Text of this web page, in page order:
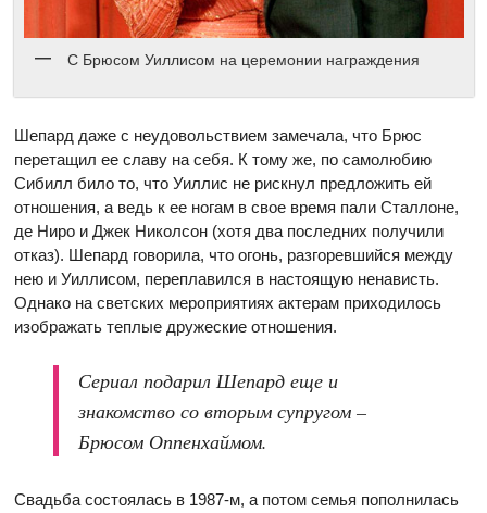
С Брюсом Уиллисом на церемонии награждения
Шепард даже с неудовольствием замечала, что Брюс
перетащил ее славу на себя. К тому же, по самолюбию
Сибилл било то, что Уиллис не рискнул предложить ей
отношения, а ведь к ее ногам в свое время пали Сталлоне,
де Ниро и Джек Николсон (хотя два последних получили
отказ). Шепард говорила, что огонь, разгоревшийся между
нею и Уиллисом, переплавился в настоящую ненависть.
Однако на светских мероприятиях актерам приходилось
изображать теплые дружеские отношения.
Сериал подарил Шепард еще и
знакомство со вторым супругом –
Брюсом Оппенхаймом.
Свадьба состоялась в 1987-м, а потом семья пополнилась